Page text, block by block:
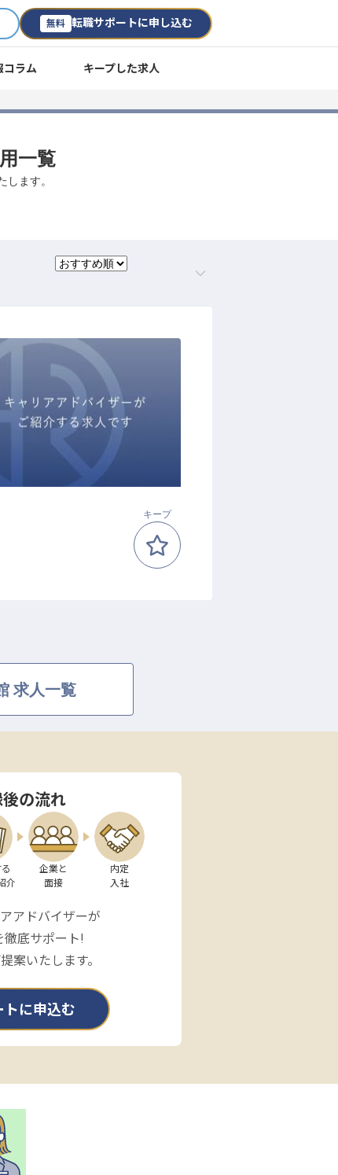
無料 転職サポートに申し込む
コラム キープした求人
一覧
ます。
キープ
求人一覧
の流れ
介
企業と
面接
内定
入社
アドバイザーが
徹底サポート!
案いたします。
トに申込む